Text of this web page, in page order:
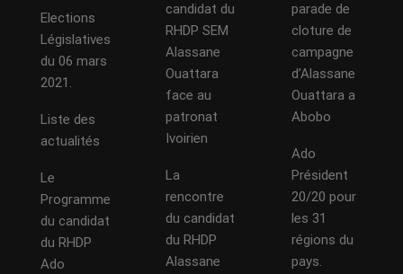
Elections
Législatives
du 06 mars
2021.
Liste des
actualités
Le
Programme
du candidat
du RHDP
Ado
candidat du
RHDP SEM
Alassane
Ouattara
face au
patronat
Ivoirien
La
rencontre
du candidat
du RHDP
Alassane
parade de
cloture de
campagne
d’Alassane
Ouattara a
Abobo
Ado
Président
20/20 pour
les 31
régions du
pays.